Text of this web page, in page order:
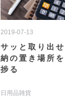
2019-07-13
サッと取り出
納の置き場所
捗る
日用品雑貨